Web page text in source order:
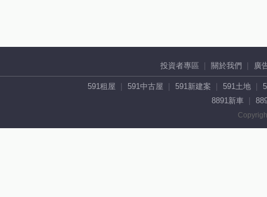
投資者專區 關於我們 廣
591租屋 591中古屋 591新建案 591土地
8891新車